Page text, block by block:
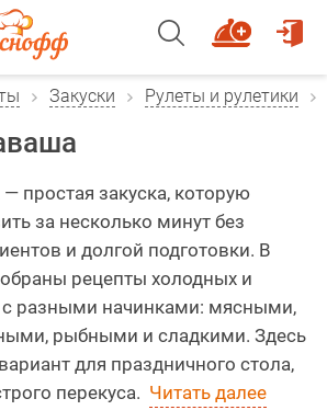
Закуски Рулеты и рулетики
простая закуска, которую
за несколько минут без
и долгой подготовки. В
рецепты холодных и
с разными начинками: мясными,
рыбными и сладкими. Здесь
для праздничного стола,
перекуса. Читать далее